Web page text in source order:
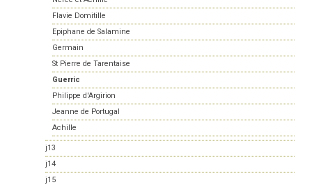
Flavie Domitille
Epiphane de Salamine
Germain
St Pierre de Tarentaise
Guerric
Philippe d'Argirion
Jeanne de Portugal
Achille
j13
j14
j15